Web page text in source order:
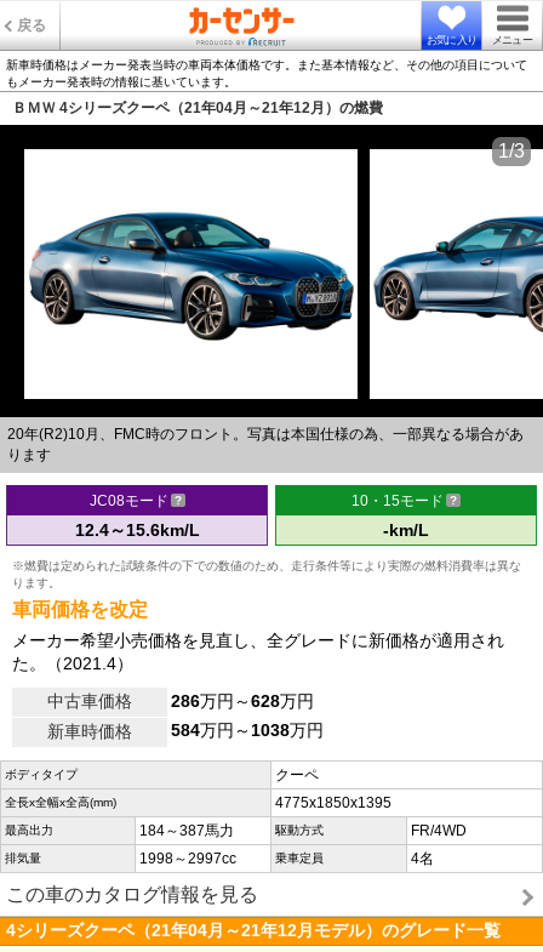
戻る
お気に入り メニュー
新車時価格はメーカー発表当時の車両本体価格です。また基本情報など、その他の項目について
もメーカー発表時の情報に基いています。
ＢＭＷ 4シリーズクーペ（21年04月～21年12月）の燃費
20年(R2)10月、FMC時のフロント。写真は本国仕様の為、一部異なる場合があ
ります
1/3
JC08モード
12.4～15.6km/L
10・15モード
-km/L
※燃費は定められた試験条件の下での数値のため、走行条件等により実際の燃料消費率は異な
ります。
車両価格を改定
メーカー希望小売価格を見直し、全グレードに新価格が適用され
た。（2021.4）
中古車価格
286万円～628万円
新車時価格
584万円～1038万円
ボディタイプ クーペ
全長x全幅x全高(mm) 4775x1850x1395
最高出力 184～387馬力 駆動方式 FR/4WD
排気量 1998～2997cc 乗車定員 4名
この車のカタログ情報を見る
4シリーズクーペ（21年04月～21年12月モデル）のグレード一覧